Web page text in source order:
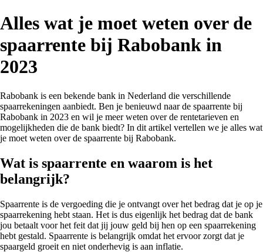
Alles wat je moet weten over de
spaarrente bij Rabobank in
2023
Rabobank is een bekende bank in Nederland die verschillende
spaarrekeningen aanbiedt. Ben je benieuwd naar de spaarrente bij
Rabobank in 2023 en wil je meer weten over de rentetarieven en
mogelijkheden die de bank biedt? In dit artikel vertellen we je alles wat
je moet weten over de spaarrente bij Rabobank.
Wat is spaarrente en waarom is het
belangrijk?
Spaarrente is de vergoeding die je ontvangt over het bedrag dat je op je
spaarrekening hebt staan. Het is dus eigenlijk het bedrag dat de bank
jou betaalt voor het feit dat jij jouw geld bij hen op een spaarrekening
hebt gestald. Spaarrente is belangrijk omdat het ervoor zorgt dat je
spaargeld groeit en niet onderhevig is aan inflatie.